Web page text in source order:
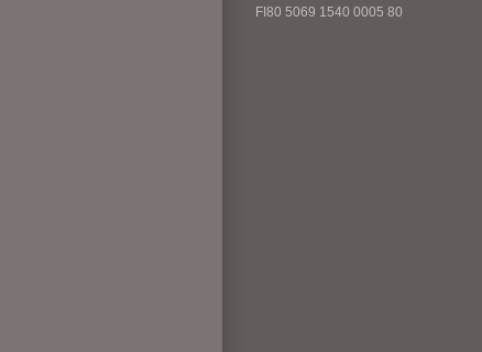
FI80 5069 1540 0005 80